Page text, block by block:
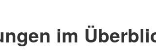
im